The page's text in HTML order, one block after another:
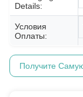
Details:
Условия
Оплаты: